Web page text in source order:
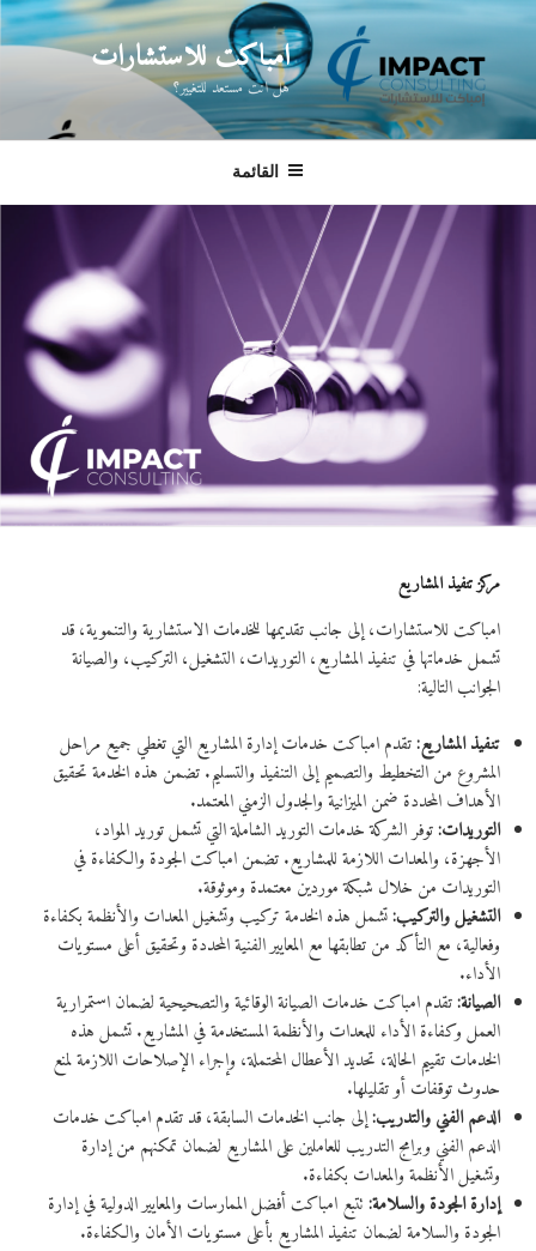
امباكت للاستشارات
هل انت مستعد للتغيير؟
القائمة
مركز تنفيذ المشاريع
امباكت للاستشارات، إلى جانب تقديمها للخدمات الاستشارية والتنموية، قد
تشمل خدماتها في تنفيذ المشاريع، التوريدات، التشغيل، التركيب، والصيانة
الجوانب التالية:
تنفيذ المشاريع:تقدم امباكت خدمات إدارة المشاريع التي تغطي جميع مراحل
المشروع من التخطيط والتصميم إلى التنفيذ والتسليم. تضمن هذه الخدمة تحقيق
الأهداف المحددة ضمن الميزانية والجدول الزمني المعتمد.
التوريدات:توفر الشركة خدمات التوريد الشاملة التي تشمل توريد المواد،
الأجهزة، والمعدات اللازمة للمشاريع. تضمن امباكت الجودة والكفاءة في
التوريدات من خلال شبكة موردين معتمدة وموثوقة.
التشغيل والتركيب:تشمل هذه الخدمة تركيب وتشغيل المعدات والأنظمة بكفاءة
وفعالية، مع التأكد من تطابقها مع المعايير الفنية المحددة وتحقيق أعلى مستويات
الأداء.
الصيانة:تقدم امباكت خدمات الصيانة الوقائية والتصحيحية لضمان استمرارية
العمل وكفاءة الأداء للمعدات والأنظمة المستخدمة في المشاريع. تشمل هذه
الخدمات تقييم الحالة، تحديد الأعطال المحتملة، وإجراء الإصلاحات اللازمة لمنع
حدوث توقفات أو تقليلها.
الدعم الفني والتدريب:إلى جانب الخدمات السابقة، قد تقدم امباكت خدمات
الدعم الفني وبرامج التدريب للعاملين على المشاريع لضمان تمكنهم من إدارة
وتشغيل الأنظمة والمعدات بكفاءة.
إدارة الجودة والسلامة:تتبع امباكت أفضل الممارسات والمعايير الدولية في إدارة
الجودة والسلامة لضمان تنفيذ المشاريع بأعلى مستويات الأمان والكفاءة.